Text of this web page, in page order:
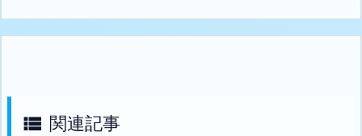
 関連記事